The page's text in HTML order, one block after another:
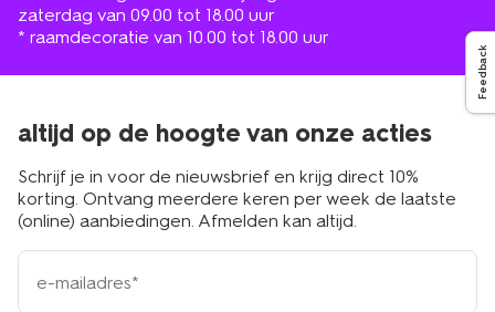
zaterdag van 09.00 tot 18.00 uur
* raamdecoratie van 10.00 tot 18.00 uur
altijd op de hoogte van onze acties
Schrijf je in voor de nieuwsbrief en krijg direct 10%
korting. Ontvang meerdere keren per week de laatste
(online) aanbiedingen. Afmelden kan altijd.
e-
mailadres
Feedback